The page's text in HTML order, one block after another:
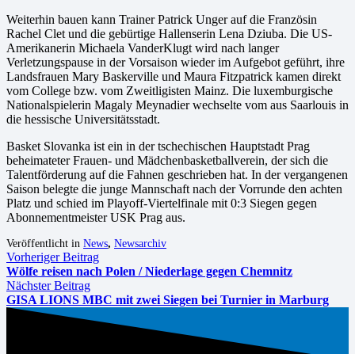
Weiterhin bauen kann Trainer Patrick Unger auf die Französin
Rachel Clet und die gebürtige Hallenserin Lena Dziuba. Die US-
Amerikanerin Michaela VanderKlugt wird nach langer
Verletzungspause in der Vorsaison wieder im Aufgebot geführt, ihre
Landsfrauen Mary Baskerville und Maura Fitzpatrick kamen direkt
vom College bzw. vom Zweitligisten Mainz. Die luxemburgische
Nationalspielerin Magaly Meynadier wechselte vom aus Saarlouis in
die hessische Universitätsstadt.
Basket Slovanka ist ein in der tschechischen Hauptstadt Prag
beheimateter Frauen- und Mädchenbasketballverein, der sich die
Talentförderung auf die Fahnen geschrieben hat. In der vergangenen
Saison belegte die junge Mannschaft nach der Vorrunde den achten
Platz und schied im Playoff-Viertelfinale mit 0:3 Siegen gegen
Abonnementmeister USK Prag aus.
Veröffentlicht in News, Newsarchiv
Vorheriger Beitrag
Wölfe reisen nach Polen / Niederlage gegen Chemnitz
Nächster Beitrag
GISA LIONS MBC mit zwei Siegen bei Turnier in Marburg